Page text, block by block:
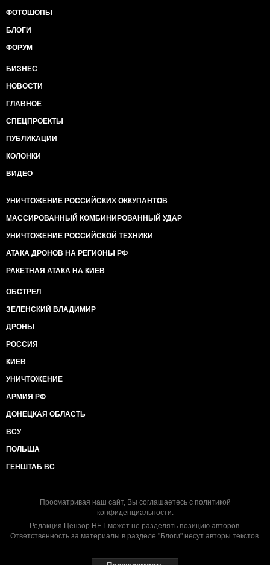
ФОТОШОПЫ
БЛОГИ
ФОРУМ
БИЗНЕС
НОВОСТИ
ГЛАВНОЕ
СПЕЦПРОЕКТЫ
ПУБЛИКАЦИИ
КОЛОНКИ
ВИДЕО
УНИЧТОЖЕНИЕ РОССИЙСКИХ ОККУПАНТОВ
МАССИРОВАННЫЙ КОМБИНИРОВАННЫЙ УДАР
УНИЧТОЖЕНИЕ РОССИЙСКОЙ ТЕХНИКИ
АТАКА ДРОНОВ НА РЕГИОНЫ РФ
РАКЕТНАЯ АТАКА НА КИЕВ
ОБСТРЕЛ
ЗЕЛЕНСКИЙ ВЛАДИМИР
ДРОНЫ
РОССИЯ
КИЕВ
УНИЧТОЖЕНИЕ
АРМИЯ РФ
ДОНЕЦКАЯ ОБЛАСТЬ
ВСУ
ПОЛЬША
ГЕНШТАБ ВС
Просматривая наш сайт, Вы соглашаетесь с политикой
конфиденциальности.
Редакция Цензор.НЕТ может не разделять позицию авторов.
Ответственность за материалы в разделе "Блоги" несут авторы текстов.